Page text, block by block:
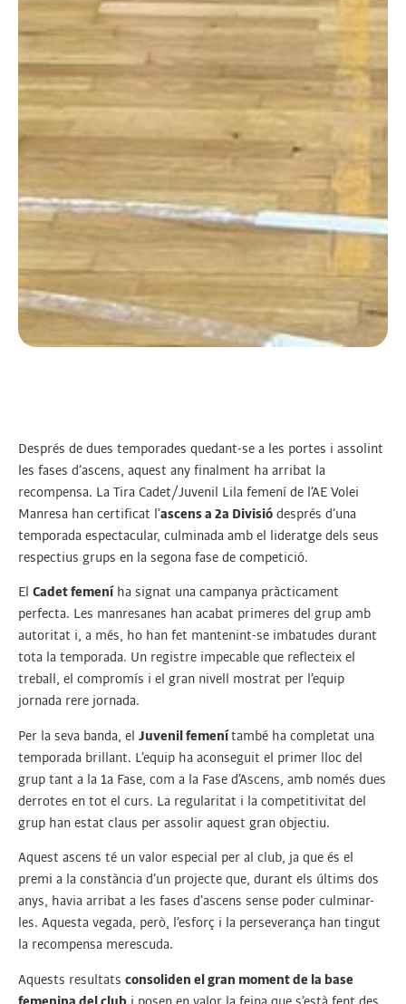
Després de dues temporades quedant-se a les portes i assolint
les fases d’ascens, aquest any finalment ha arribat la
recompensa. La Tira Cadet/Juvenil Lila femení de l’AE Volei
Manresa han certificat l’ascens a 2a Divisió després d’una
temporada espectacular, culminada amb el lideratge dels seus
respectius grups en la segona fase de competició.
El Cadet femení ha signat una campanya pràcticament
perfecta. Les manresanes han acabat primeres del grup amb
autoritat i, a més, ho han fet mantenint-se imbatudes durant
tota la temporada. Un registre impecable que reflecteix el
treball, el compromís i el gran nivell mostrat per l’equip
jornada rere jornada.
Per la seva banda, el Juvenil femenítambé ha completat una
temporada brillant. L’equip ha aconseguit el primer lloc del
grup tant a la 1a Fase, com a la Fase d’Ascens, amb només dues
derrotes en tot el curs. La regularitat i la competitivitat del
grup han estat claus per assolir aquest gran objectiu.
Aquest ascens té un valor especial per al club, ja que és el
premi a la constància d’un projecte que, durant els últims dos
anys, havia arribat a les fases d’ascens sense poder culminar-
les. Aquesta vegada, però, l’esforç i la perseverança han tingut
la recompensa merescuda.
Aquests resultats consoliden el gran moment de la base
femenina del club i posen en valor la feina que s’està fent des